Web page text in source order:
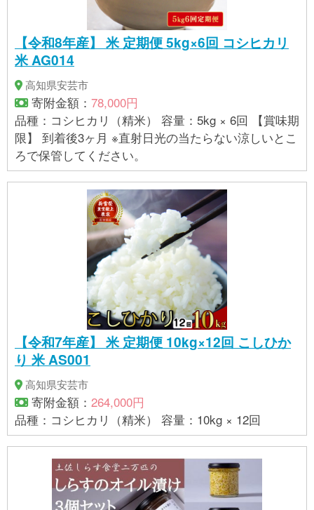
【令和8年産】 米 定期便 5kg×6回 コシヒカリ
米 AG014
高知県安芸市
寄附金額： 78,000円
品種：コシヒカリ（精米） 容量：5kg × 6回 【賞味期
限】 到着後3ヶ月 ※直射日光の当たらない涼しいとこ
ろで保管してください。
【令和7年産】 米 定期便 10kg×12回 こしひか
り 米 AS001
高知県安芸市
寄附金額： 264,000円
品種：コシヒカリ（精米） 容量：10kg × 12回